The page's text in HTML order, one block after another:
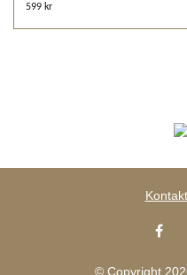
599 kr
Kontakt
© Copyright